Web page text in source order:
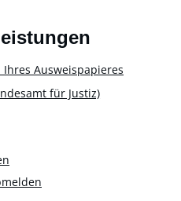
Ausweispapieres
für Justiz)